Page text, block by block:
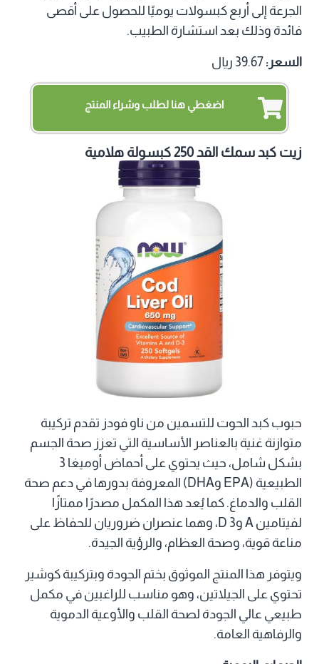
الجرعة إلى أربع كبسولات يوميًا للحصول على أقصى
فائدة وذلك بعد استشارة الطبيب.
السعر:
اضغطي هنا لطلب وشراء المنتج
زيت كبد سمك القد 250 كبسولة هلامية
حبوب كبد الحوت للتسمين من ناو فودز تقدم تركيبة
متوازنة غنية بالعناصر الأساسية التي تعزز صحة الجسم
بشكل شامل، حيث يحتوي على أحماض أوميغا 3
الطبيعية (EPA وDHA) المعروفة بدورها في دعم صحة
القلب والدماغ. كما يُعد هذا المكمل مصدرًا ممتازًا
لفيتامين A وD 3، وهما عنصران ضروريان للحفاظ على
مناعة قوية، وصحة العظام، والرؤية الجيدة.
ويتوفر هذا المنتج الموثوق بختم الجودة وبتركيبة كوشير
تحتوي على الجيلاتين، وهو مناسب للراغبين في مكمل
طبيعي عالي الجودة لصحة القلب والأوعية الدموية
والرفاهية العامة.